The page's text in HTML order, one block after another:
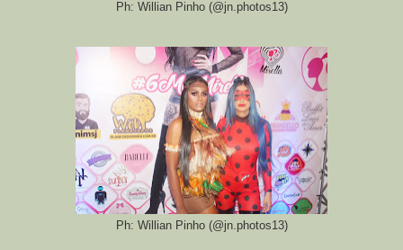
Ph: Willian Pinho (@jn.photos13)
Ph: Willian Pinho (@jn.photos13)